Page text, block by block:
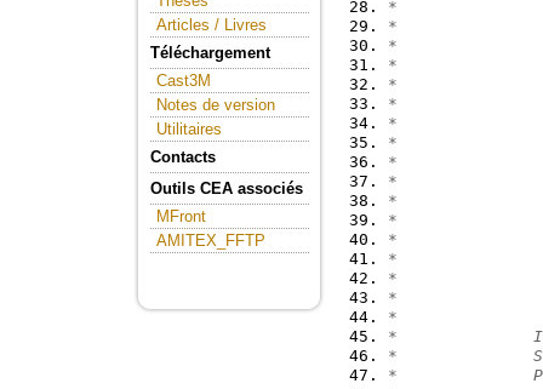
Articles / Livres
Téléchargement
Cast3M
Notes de version
Utilitaires
Contacts
Outils CEA associés
MFront
AMITEX_FFTP
*
*
*
*
*
*
*
*
*
*
*
*
*
*
*
*
*
*
*
*